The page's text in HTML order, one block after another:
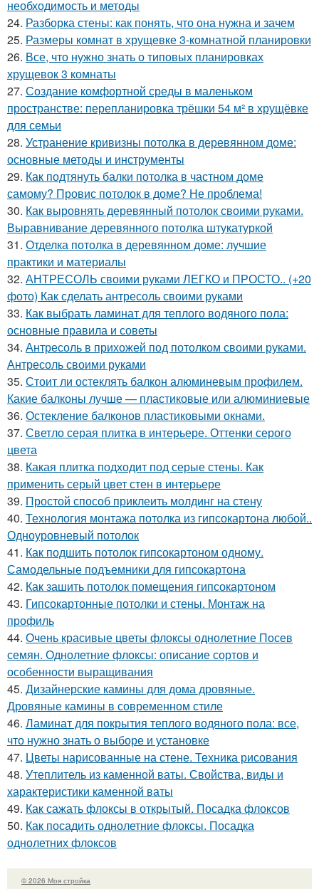
необходимость и методы
24. Разборка стены: как понять, что она нужна и зачем
25. Размеры комнат в хрущевке 3-комнатной планировки
26. Все, что нужно знать о типовых планировках
хрущевок 3 комнаты
27. Создание комфортной среды в маленьком
пространстве: перепланировка трёшки 54 м² в хрущёвке
для семьи
28. Устранение кривизны потолка в деревянном доме:
основные методы и инструменты
29. Как подтянуть балки потолка в частном доме
самому? Провис потолок в доме? Не проблема!
30. Как выровнять деревянный потолок своими руками.
Выравнивание деревянного потолка штукатуркой
31. Отделка потолка в деревянном доме: лучшие
практики и материалы
32. АНТРЕСОЛЬ своими руками ЛЕГКО и ПРОСТО.. (+20
фото) Как сделать антресоль своими руками
33. Как выбрать ламинат для теплого водяного пола:
основные правила и советы
34. Антресоль в прихожей под потолком своими руками.
Антресоль своими руками
35. Стоит ли остеклять балкон алюминевым профилем.
Какие балконы лучше — пластиковые или алюминиевые
36. Остекление балконов пластиковыми окнами.
37. Светло серая плитка в интерьере. Оттенки серого
цвета
38. Какая плитка подходит под серые стены. Как
применить серый цвет стен в интерьере
39. Простой способ приклеить молдинг на стену
40. Технология монтажа потолка из гипсокартона любой..
Одноуровневый потолок
41. Как подшить потолок гипсокартоном одному.
Самодельные подъемники для гипсокартона
42. Как зашить потолок помещения гипсокартоном
43. Гипсокартонные потолки и стены. Монтаж на
профиль
44. Очень красивые цветы флоксы однолетние Посев
семян. Однолетние флоксы: описание сортов и
особенности выращивания
45. Дизайнерские камины для дома дровяные.
Дровяные камины в современном стиле
46. Ламинат для покрытия теплого водяного пола: все,
что нужно знать о выборе и установке
47. Цветы нарисованные на стене. Техника рисования
48. Утеплитель из каменной ваты. Свойства, виды и
характеристики каменной ваты
49. Как сажать флоксы в открытый. Посадка флоксов
50. Как посадить однолетние флоксы. Посадка
однолетних флоксов
© 2026 Моя стройка